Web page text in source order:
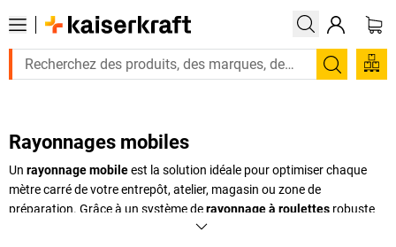
Rayonnages mobiles
Un rayonnage mobileest la solution idéale pour optimiser chaque
mètre carré de votre entrepôt, atelier, magasin ou zone de
préparation. Grâce à un système derayonnage à roulettes robuste
et fluide, vous déplacez facilement votre matériel là où vous en avez